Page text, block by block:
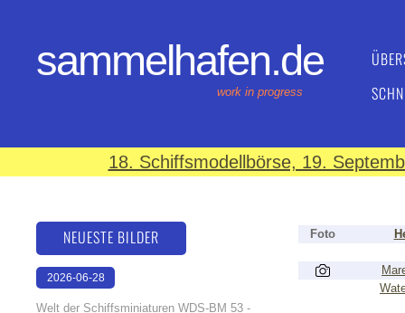
sammelhafen.de
work in progress
18. Schiffsmodellbörse, 19.
Foto
NEUESTE BILDER
2026-06-28
Welt der Schiffsminiaturen WDS-BM 53 -